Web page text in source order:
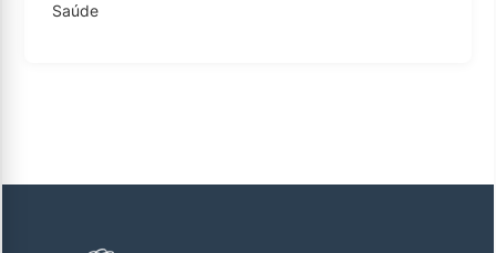
Saúde